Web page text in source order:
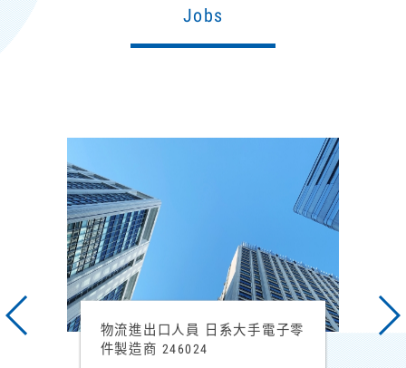
Jobs
物流進出口人員 日系大手電子零
件製造商 246024